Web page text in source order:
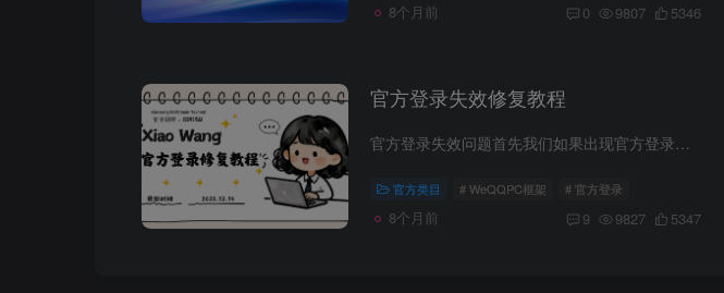
8个月前 0 9807 5346
官方登录失效修复教程
官方登录失效问题首先我们如果出现官方登录失效的首要问题如图所示：出现如上述情况，不必担心，下面的步骤将会带你进行修复修复步骤指定版本QQ下载链接
官方类目 # WeQQPC框架 # 官方登录
8个月前 9 9827 5347